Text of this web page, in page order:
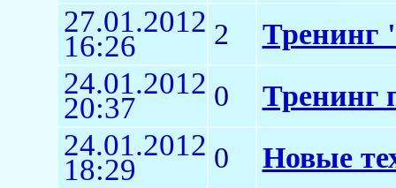
27.01.2012
16:26 2 Тренинг
24.01.2012
20:37 0 Тренинг
24.01.2012
18:29 0 Новые